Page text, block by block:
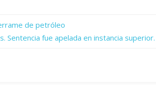
de petróleo
Sentencia fue apelada en instancia superior.